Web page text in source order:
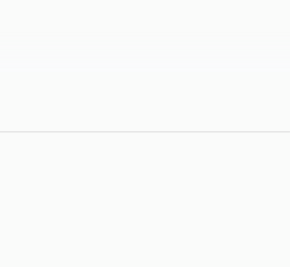
complets, qui n'ont pas